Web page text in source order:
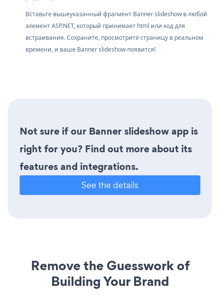
Вставьте вышеуказанный фрагмент Banner slideshow в любой
элемент ASP.NET, который принимает html или код для
встраивания. Сохраните, просмотрите страницу в реальном
времени, и ваше Banner slideshow появится!
Not sure if our Banner slideshow app is
right for you? Find out more about its
features and integrations.
See the details
Remove the Guesswork of
Building Your Brand